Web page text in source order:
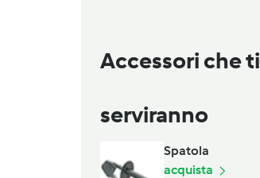
Accessori che ti
serviranno
Spatola
acquista